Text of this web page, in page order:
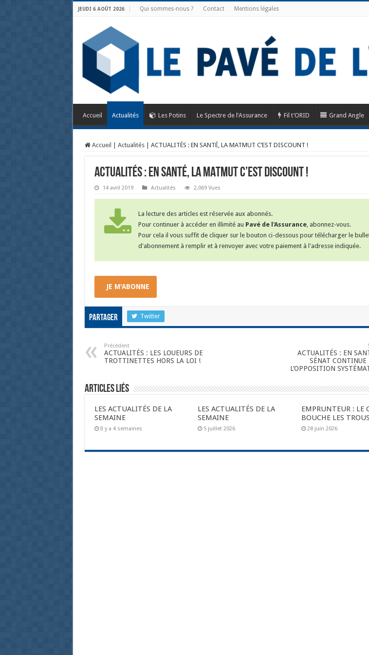
JEUDI 6 AOÛT 2026 Qui sommes-nous ? Contact Mentions légales
Accueil Actualités Les Potins Le Spectre de l’Assurance Fil t’ORID Grand Angle
Accueil Actualités ACTUALITÉS : EN SANTÉ, LA MATMUT C’EST DISCOUNT !
ACTUALITÉS : EN SANTÉ, LA MATMUT C’EST DISCOUNT !
14 avril 2019 Actualités 2,069 Vues
La lecture des articles est réservée aux abonnés.
Pour continuer à accéder en illimité au Pavé de l'Assurance, abonnez-vous.
Pour cela il vous suffit de cliquer sur le bouton ci-dessous pour télécharger le
d'abonnement à remplir et à renvoyer avec votre paiement à l'adresse indiquée.
JE M'ABONNE
Partager Twitter
Précédent
ACTUALITÉS : LES LOUEURS DE
TROTTINETTES HORS LA LOI !
ACTUALITÉS : EN
SÉNAT CONTINUE
L’OPPOSITION
Articles liés
LES ACTUALITÉS DE LA
SEMAINE
Il y a 4 semaines
LES ACTUALITÉS DE LA
SEMAINE
5 juillet 2026
EMPRUNTEUR : LE
BOUCHE LES
28 juin 2026